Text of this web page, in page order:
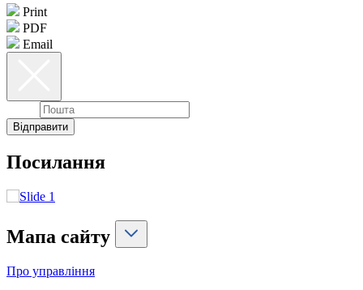
Print
PDF
Email
Відправити
Посилання
Мапа сайту
Про управління